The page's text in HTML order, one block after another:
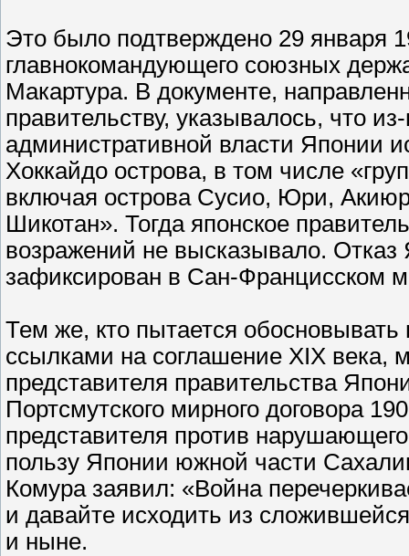
Это было подтверждено 29 января
главнокомандующего союзных
Макартура. В документе,
правительству, указывалось, что
административной власти Японии
Хоккайдо острова, в том числе
включая острова Сусио, Юри,
Шикотан». Тогда японское
возражений не высказывало. Отказ
зафиксирован в Сан-Францисском
Тем же, кто пытается обосновывать
ссылками на соглашение XIX века,
представителя правительства
Портсмутского мирного договора
представителя против
пользу Японии южной части
Комура заявил: «Война
и давайте исходить из
и ныне.